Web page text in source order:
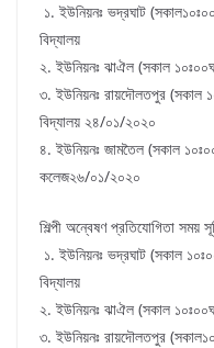
১. ইউনিয়নঃ ভদ্রঘাট
বিদ্যালয়
২. ইউনিয়নঃ ঝাঐল (সকাল
৩. ইউনিয়নঃ রায়দৌলতপুর (সকাল
বিদ্যালয় ২৪/০১/২০২০
৪. ইউনিয়নঃ জামতৈল (সকাল
কলেজ২৬/০১/২০২০
শিল্পী অন্বেষণ প্রতিযোগিতা সময়
১. ইউনিয়নঃ ভদ্রঘাট (সকাল
বিদ্যালয়
২. ইউনিয়নঃ ঝাঐল (সকাল
৩. ইউনিয়নঃ রায়দৌলতপুর